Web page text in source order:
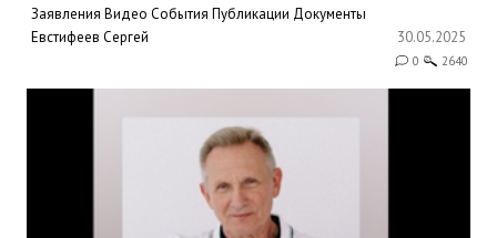
Заявления Видео События Публикации Документы
Евстифеев Сергей
30.05.2025
0 2640